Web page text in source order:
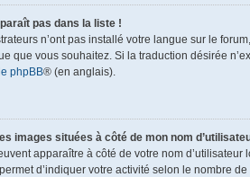
pas dans la liste !
n’ont pas installé votre langue sur le
que vous souhaitez. Si la traduction désirée
phpBB® (en anglais).
images situées à côté de mon nom
apparaître à côté de votre nom
d’indiquer votre activité selon le nombre